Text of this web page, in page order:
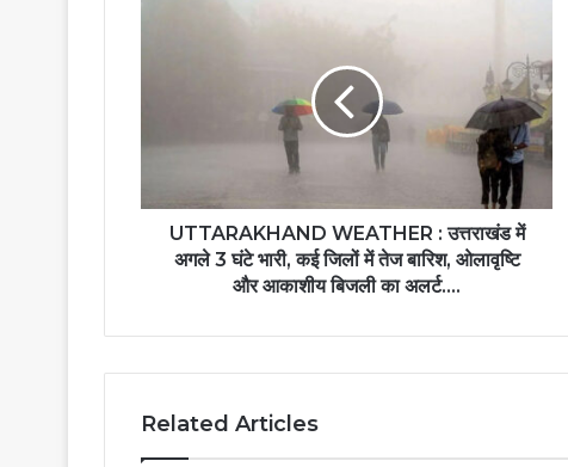
UTTARAKHAND WEATHER : उत्तराखंड में
अगले 3 घंटे भारी, कई जिलों में तेज बारिश, ओलावृष्टि
और आकाशीय बिजली का अलर्ट….
Related Articles